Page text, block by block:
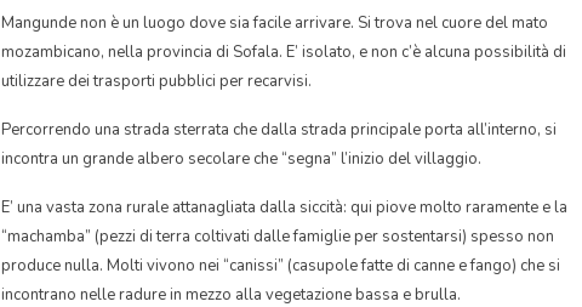
Mangunde non è un luogo dove sia facile arrivare. Si trova nel cuore del mato
mozambicano, nella provincia di Sofala. E’ isolato, e non c’è alcuna possibilità di
utilizzare dei trasporti pubblici per recarvisi.
Percorrendo una strada sterrata che dalla strada principale porta all’interno, si
incontra un grande albero secolare che “segna” l’inizio del villaggio.
E’ una vasta zona rurale attanagliata dalla siccità: qui piove molto raramente e la
“machamba” (pezzi di terra coltivati dalle famiglie per sostentarsi) spesso non
produce nulla. Molti vivono nei “canissi” (casupole fatte di canne e fango) che si
incontrano nelle radure in mezzo alla vegetazione bassa e brulla.